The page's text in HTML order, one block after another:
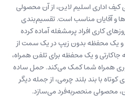
کیف اداری اسلیم لاین، از آن محصولی
و آقایان مناسب ‌است. تقسیم‌بندی
کاری افراد پرمشغله آماده کرده
یک محفظه بدون زیپ در یک سمت از
و یک محفظه برای تلفن همراه،
همراه شما کمک می‌کند. حمل ساده
با بند بلند چرمی، از جمله دیگر
محصولی منحصربه‌فرد می‌سازد.